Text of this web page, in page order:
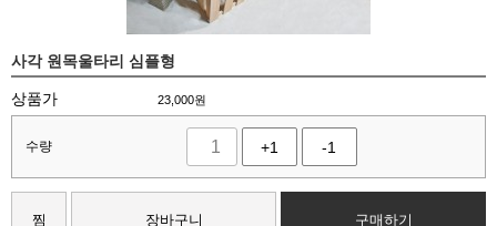
사각 원목울타리 심플형
상품가 23,000원
수량 +1 -1
찜 장바구니 구매하기